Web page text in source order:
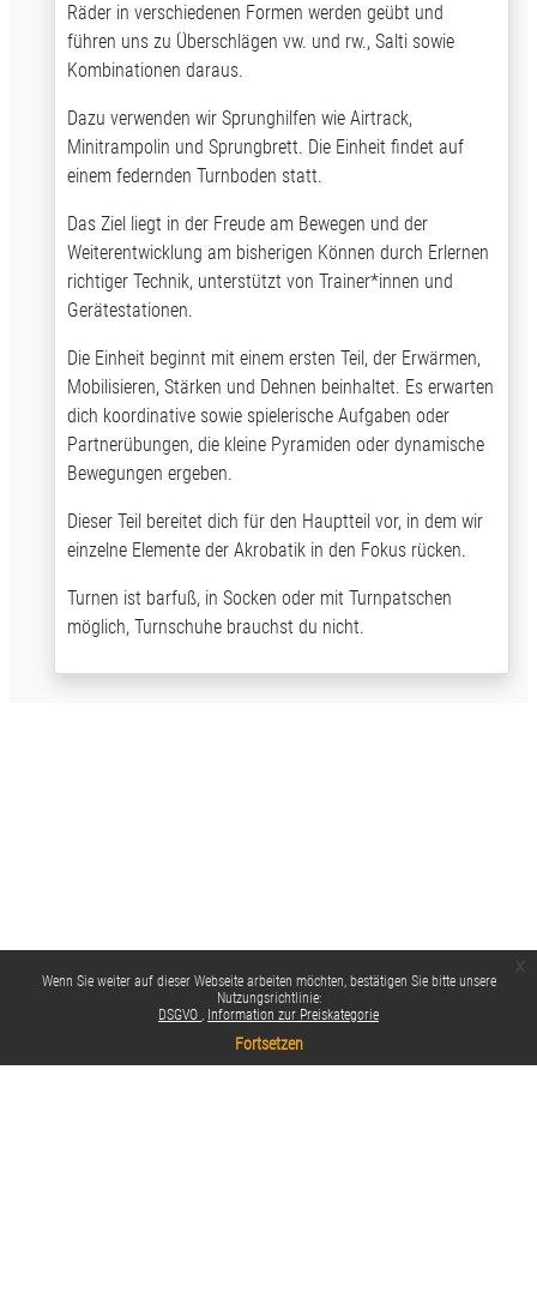
Wenn Sie weiter auf dieser Webseite arbeiten möchten, bestätigen Sie bitte unsere
Nutzungsrichtlinie:
DSGVO
Information zur Preiskategorie
Fortsetzen
Räder in verschiedenen Formen werden geübt und
führen uns zu Überschlägen vw. und rw., Salti sowie
Kombinationen daraus.
Dazu verwenden wir Sprunghilfen wie Airtrack,
Minitrampolin und Sprungbrett. Die Einheit findet auf
einem federnden Turnboden statt.
Das Ziel liegt in der Freude am Bewegen und der
Weiterentwicklung am bisherigen Können durch Erlernen
richtiger Technik, unterstützt von Trainer*innen und
Gerätestationen.
Die Einheit beginnt mit einem ersten Teil, der Erwärmen,
Mobilisieren, Stärken und Dehnen beinhaltet. Es erwarten
dich koordinative sowie spielerische Aufgaben oder
Partnerübungen, die kleine Pyramiden oder dynamische
Bewegungen ergeben.
Dieser Teil bereitet dich für den Hauptteil vor, in dem wir
einzelne Elemente der Akrobatik in den Fokus rücken.
Turnen ist barfuß, in Socken oder mit Turnpatschen
möglich, Turnschuhe brauchst du nicht.